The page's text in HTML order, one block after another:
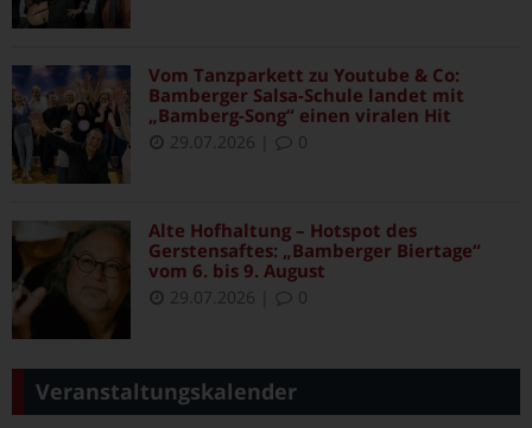
Vom Tanzparkett zu Youtube & Co:
Bamberger Salsa-Schule landet mit
„Bamberg-Song“ einen viralen Hit
29.07.2026 0
Alte Hofhaltung – Hotspot des
Gerstensaftes: „Bamberger Biertage“
vom 6. bis 9. August
29.07.2026 0
Veranstaltungskalender